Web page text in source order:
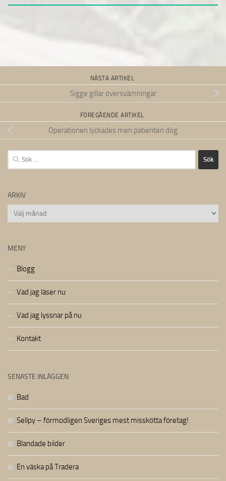
NÄSTA ARTIKEL
Sigge gillar översvämningar
FÖREGÅENDE ARTIKEL
Operationen lyckades men patienten dog
Sök
efter:
ARKIV
Arkiv
MENY
Blogg
Vad jag läser nu
Vad jag lyssnar på nu
Kontakt
SENASTE INLÄGGEN
Bad
Sellpy – förmodligen Sveriges mest misskötta företag!
Blandade bilder
En väska på Tradera